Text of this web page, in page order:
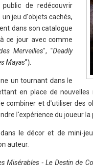
de redécouvrir
jeu d'objets cachés,
dans son catalogue
ce jour avec comme
Merveilles", "Deadly
Mayas").
un tournant dans le
en place de
combiner et d'utiliser des
l'expérience du joueur la
le décor et de mini-
auteur.
Misérables - Le Destin de